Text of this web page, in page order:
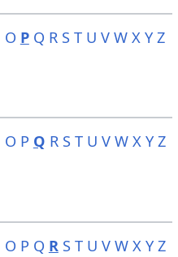
O P Q R S T U V W X Y Z
O P Q R S T U V W X Y Z
O P Q R S T U V W X Y Z